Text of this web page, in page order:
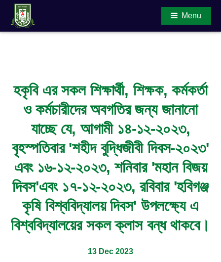
Menu
হকৃবি এর সকল শিক্ষার্থী, শিক্ষক, কর্মকর্তা
ও কর্মচারীদের অবগতির জন্য জানানো
যাচ্ছে যে, আগামী ১৪-১২-২০২৩,
বৃহস্পতিবার 'শহীদ বুদ্ধিজীবী দিবস-২০২৩'
এবং ১৬-১২-২০২৩, শনিবার 'মহান বিজয়
দিবস'এবং ১৭-১২-২০২৩, রবিবার 'হবিগঞ্জ
কৃষি বিশ্ববিদ্যালয় দিবস' উপলক্ষ্যে এ
বিশ্ববিদ্যালয়ের সকল ক্লাস বন্ধ থাকবে।
13 Dec 2023